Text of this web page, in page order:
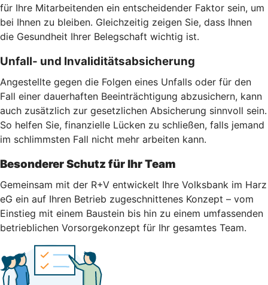
für Ihre Mitarbeitenden ein entscheidender Faktor sein, um
bei Ihnen zu bleiben. Gleichzeitig zeigen Sie, dass Ihnen
die Gesundheit Ihrer Belegschaft wichtig ist.
Unfall- und Invaliditätsabsicherung
Angestellte gegen die Folgen eines Unfalls oder für den
Fall einer dauerhaften Beeinträchtigung abzusichern, kann
auch zusätzlich zur gesetzlichen Absicherung sinnvoll sein.
So helfen Sie, finanzielle Lücken zu schließen, falls jemand
im schlimmsten Fall nicht mehr arbeiten kann.
Besonderer Schutz für Ihr Team
Gemeinsam mit der R+V entwickelt Ihre Volksbank im Harz
eG ein auf Ihren Betrieb zugeschnittenes Konzept – vom
Einstieg mit einem Baustein bis hin zu einem umfassenden
betrieblichen Vorsorgekonzept für Ihr gesamtes Team.